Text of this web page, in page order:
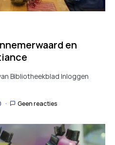
en
Bibliotheekblad Inloggen
Geen reacties